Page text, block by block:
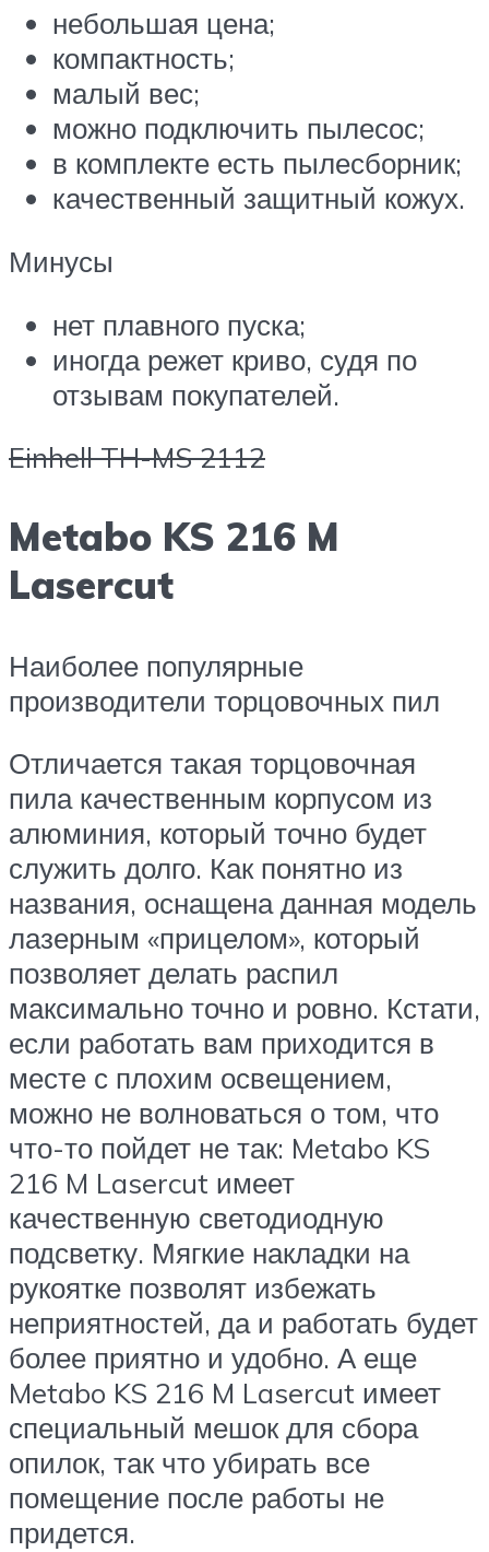
небольшая цена;
компактность;
малый вес;
можно подключить пылесос;
в комплекте есть пылесборник;
качественный защитный кожух.
Минусы
нет плавного пуска;
иногда режет криво, судя по
отзывам покупателей.
Einhell TH-MS 2112
Metabo KS 216 M
Lasercut
Наиболее популярные
производители торцовочных пил
Отличается такая торцовочная
пила качественным корпусом из
алюминия, который точно будет
служить долго. Как понятно из
названия, оснащена данная модель
лазерным «прицелом», который
позволяет делать распил
максимально точно и ровно. Кстати,
если работать вам приходится в
месте с плохим освещением,
можно не волноваться о том, что
что-то пойдет не так: Metabo KS
216 M Lasercut имеет
качественную светодиодную
подсветку. Мягкие накладки на
рукоятке позволят избежать
неприятностей, да и работать будет
более приятно и удобно. А еще
Metabo KS 216 M Lasercut имеет
специальный мешок для сбора
опилок, так что убирать все
помещение после работы не
придется.